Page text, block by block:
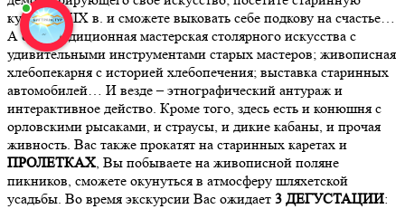
кузницу XIX в. и сможете выковать себе подкову на счастье…
А еще традиционная мастерская столярного искусства с
удивительными инструментами старых мастеров; живописная
хлебопекарня с историей хлебопечения; выставка старинных
автомобилей… И везде – этнографический антураж и
интерактивное действо. Кроме того, здесь есть и конюшня с
орловскими рысаками, и страусы, и дикие кабаны, и прочая
живность. Вас также прокатят на старинных каретах и
ПРОЛЕТКАХ, Вы побываете на живописной поляне
пикников, сможете окунуться в атмосферу шляхетской
усадьбы. Во время экскурсии Вас ожидает 3 ДЕГУСТАЦИИ: